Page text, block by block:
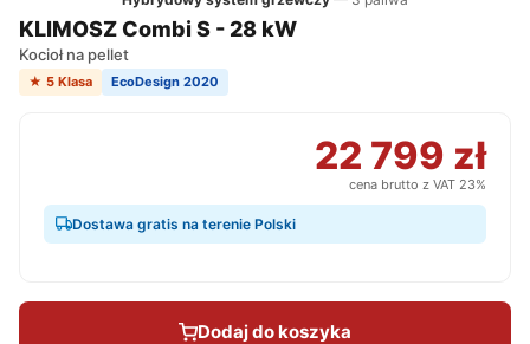
KLIMOSZ Combi S - 28 kW
Kocioł na pellet
★ 5 Klasa EcoDesign 2020
22 799 zł
cena brutto z VAT 23%
Dostawa gratis na terenie Polski
Dodaj do koszyka